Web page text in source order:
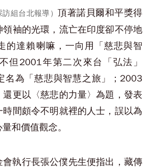
訪組台北報導） 頂著諾貝爾和平獎得
領袖的光環，流亡在印度卻不停地
的達賴喇嘛，一向用「慈悲與智
但2001年第二次來台「弘法」
名為「慈悲與智慧之旅」；2003
更以〈慈悲的力量〉為題，發表
間頗令不明就裡的人士，誤以為
和價值觀念。
會執行長張公僕先生便指出，藏傳